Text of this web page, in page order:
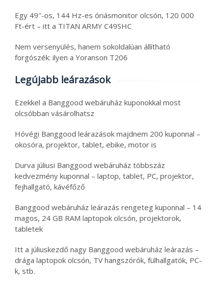
Egy 49″-os, 144 Hz-es óriásmonitor olcsón, 120 000
Ft-ért – itt a TITAN ARMY C49SHC
Nem versenyülés, hanem sokoldalúan állítható
forgószék: ilyen a Yoranson T206
Legújabb leárazások
Ezekkel a Banggood webáruház kuponokkal most
olcsóbban vásárolhatsz
Hóvégi Banggood leárazások majdnem 200 kuponnal –
okosóra, projektor, tablet, ebike, motor is
Durva júliusi Banggood webáruház többszáz
kedvezmény kuponnal – laptop, tablet, PC, projektor,
fejhallgató, kávéfőző
Banggood webáruház leárazás rengeteg kuponnal – 14
magos, 24 GB RAM laptopok olcsón, projektorok,
tabletek
Itt a júliuskezdő nagy Banggood webáruház leárazás –
drága laptopok olcsón, TV hangszórók, fülhallgatók, PC-
k, stb.